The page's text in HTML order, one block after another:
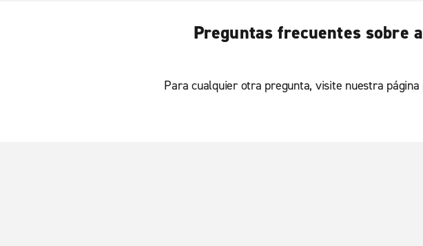
Preguntas frecuentes sobre
Para cualquier otra pregunta, visite nuestra